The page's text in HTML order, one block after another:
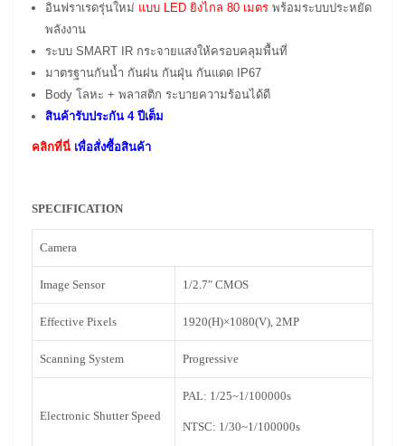
อินฟราเรดรุ่นใหม่ แบบ LED ยิงไกล 80 เมตร พร้อมระบบประหยัด
พลังงาน
ระบบ SMART IR กระจายแสงให้ครอบคลุมพื้นที่
มาตรฐานกันน้ำ กันฝน กันฝุ่น กันแดด IP67
Body โลหะ + พลาสติก ระบายความร้อนได้ดี
สินค้ารับประกัน 4 ปีเต็ม
คลิกที่นี่ เพื่อสั่งซื้อสินค้า
SPECIFICATION
Camera
Image Sensor 1/2.7″ CMOS
Effective Pixels 1920(H)×1080(V), 2MP
Scanning System Progressive
Electronic Shutter Speed
PAL: 1/25~1/100000s
NTSC: 1/30~1/100000s